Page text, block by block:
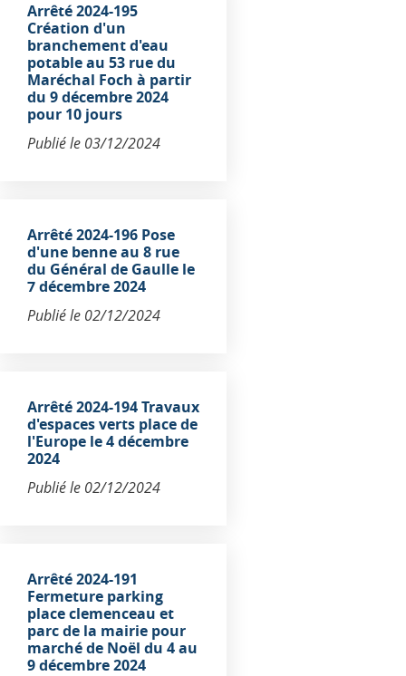
Arrêté 2024-195
Création d'un
branchement d'eau
potable au 53 rue du
Maréchal Foch à partir
du 9 décembre 2024
pour 10 jours
Publié le 03/12/2024
Arrêté 2024-196 Pose
d'une benne au 8 rue
du Général de Gaulle le
7 décembre 2024
Publié le 02/12/2024
Arrêté 2024-194 Travaux
d'espaces verts place de
l'Europe le 4 décembre
2024
Publié le 02/12/2024
Arrêté 2024-191
Fermeture parking
place clemenceau et
parc de la mairie pour
marché de Noël du 4 au
9 décembre 2024